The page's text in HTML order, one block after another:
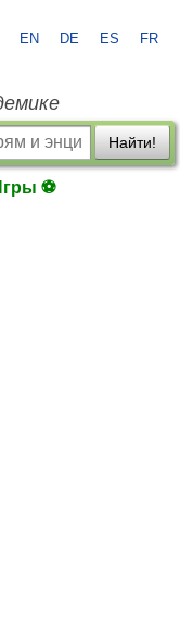
EN DE ES FR
Найти!
⚽